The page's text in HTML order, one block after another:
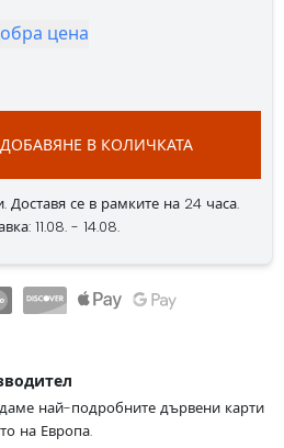
цена
ДОБАВЯНЕ В КОЛИЧКАТА
Доставя се в рамките на 24 часа.
11.08. - 14.08.
най-подробните дървени карти
на Европа.